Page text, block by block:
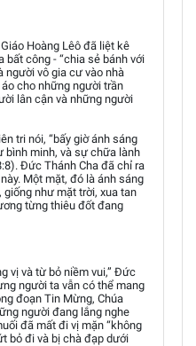
Hoàng Lêô đã liệt kê
công - “chia sẻ bánh với
người vô gia cư vào nhà
cho những người trần
lân cận và những người
tri nói, “bấy giờ ánh sáng
bình minh, và sự chữa lành
Đức Thánh Cha đã chỉ ra
Một mặt, đó là ánh sáng
như mặt trời, xua tan
từng thiêu đốt đang
vị và từ bỏ niềm vui,” Đức
người ta vẫn có thể mang
đoạn Tin Mừng, Chúa
người đang lắng nghe
đã mất đi vị mặn “không
bỏ đi và bị chà đạp dưới